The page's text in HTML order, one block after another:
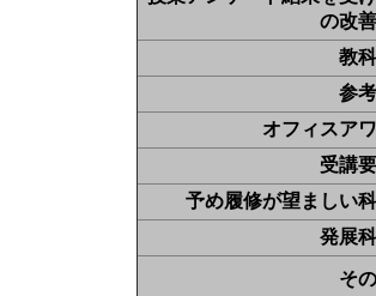
の改
教
参
オフィスア
受講
予め履修が望ましい
発展
そ